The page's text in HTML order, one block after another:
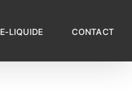
E-LIQUIDE CONTACT